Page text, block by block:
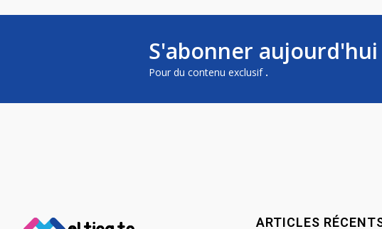
S'abonner aujourd'hui
Pour du contenu exclusif .
ARTICLES